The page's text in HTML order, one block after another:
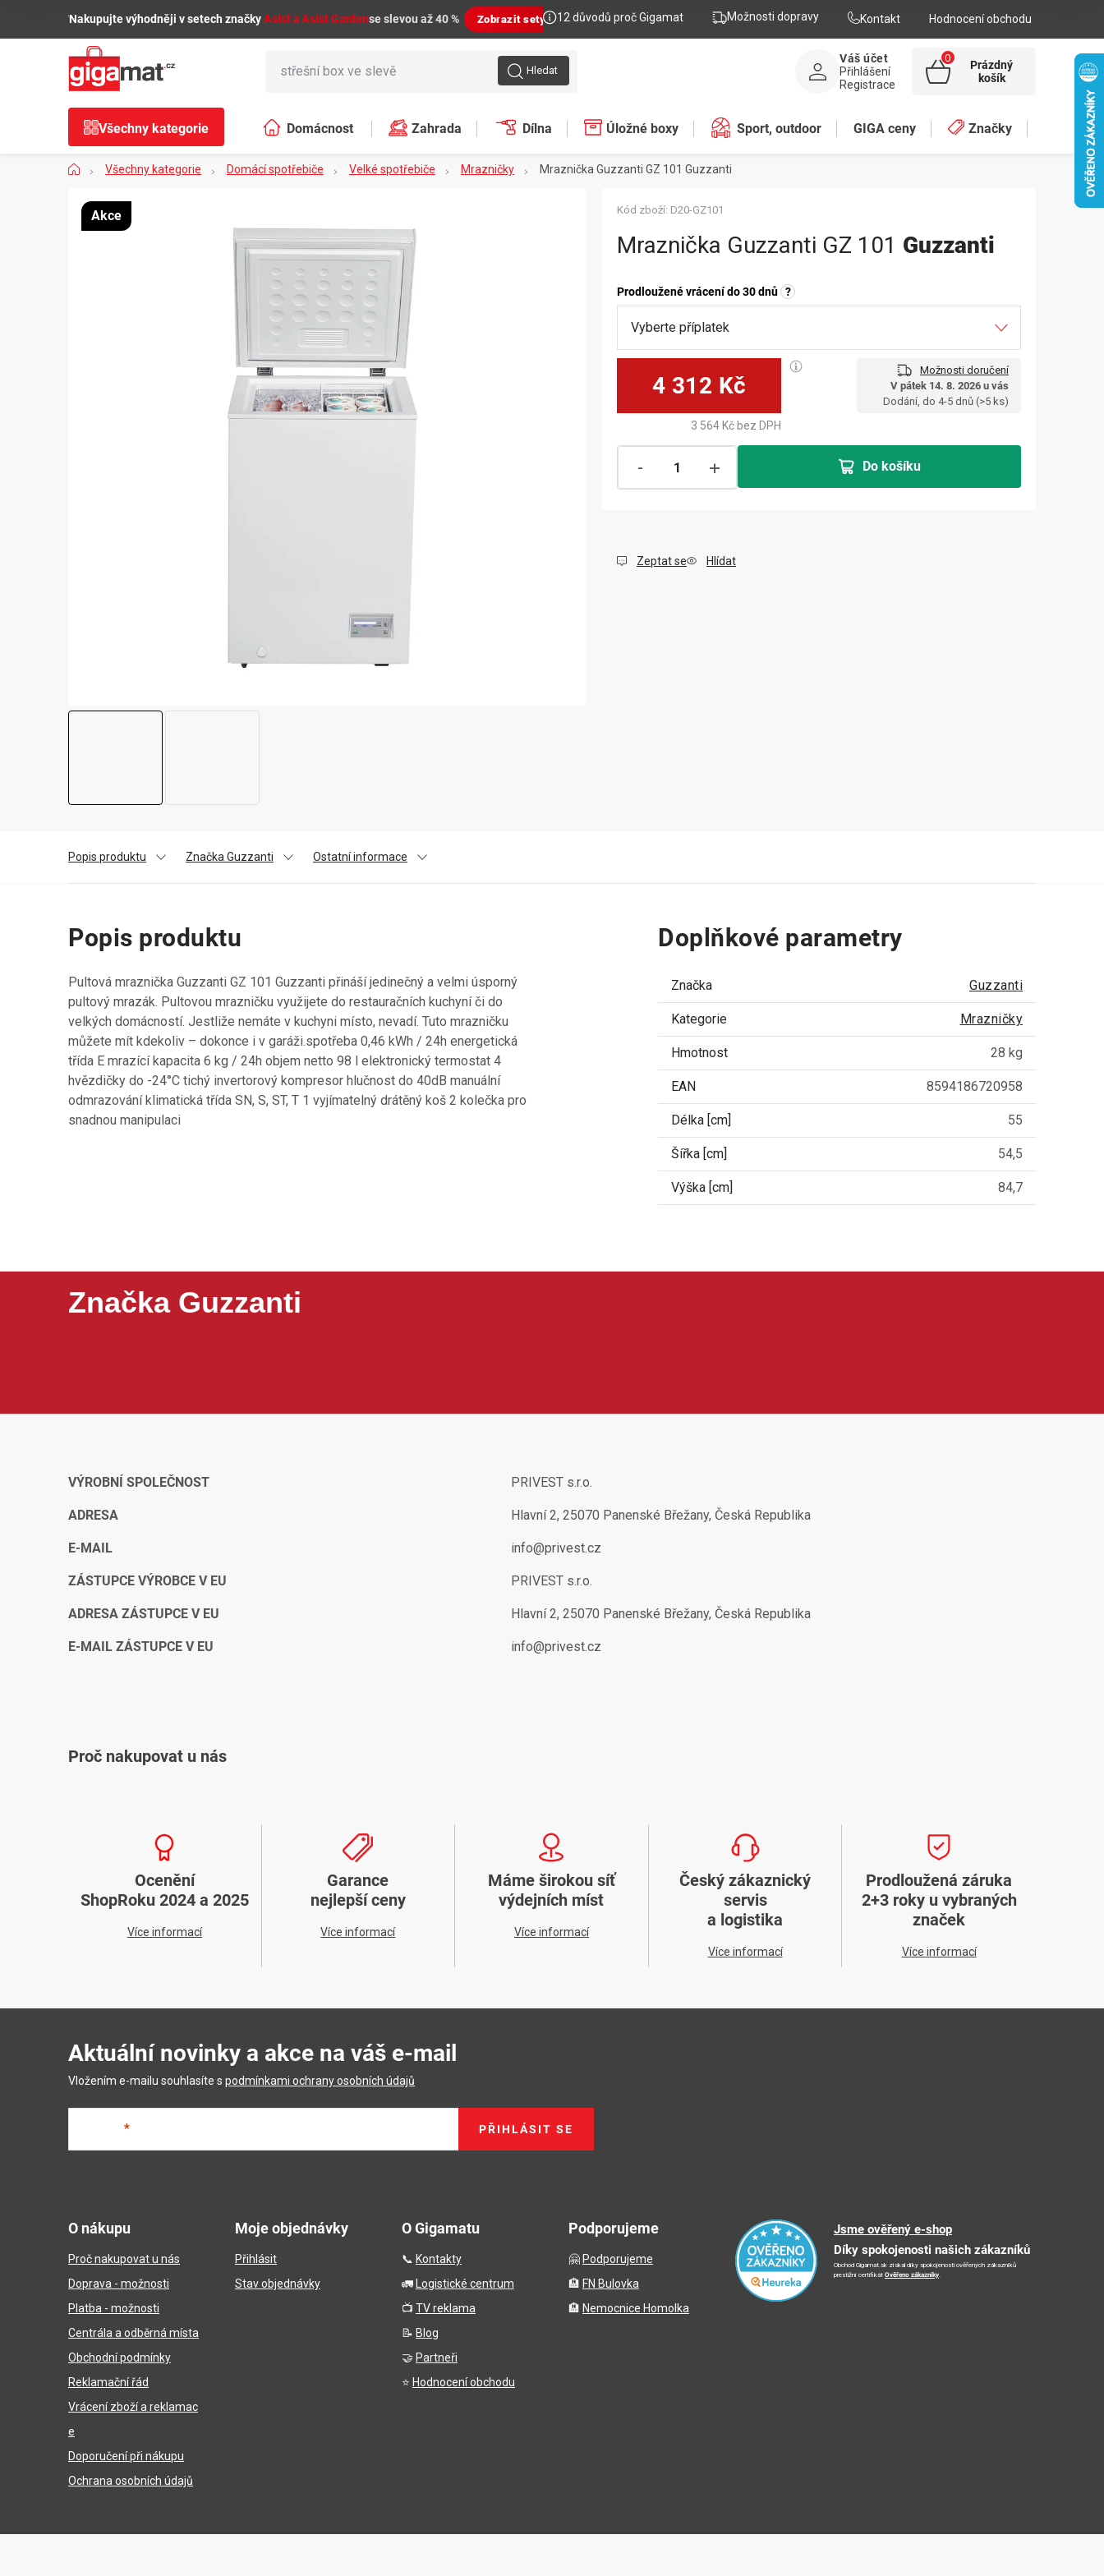
🌿Nakupujte výhodněji v setech značkyAsist a Asist Gardense slevou až 40 % Zobrazit sety 12 důvodů proč Gigamat Možnosti dopravy Kontakt Hodnocení obchodu
Hledat
Váš účet
Přihlášení
Registrace
NÁKUPNÍ
Prázdný
košík
Všechny kategorie Domácnost Zahrada Dílna Úložné boxy Sport, outdoor GIGA ceny Značky
DomůVšechny kategorie Domácí spotřebiče Velké spotřebiče Mrazničky Mraznička Guzzanti GZ 101 Guzzanti
Mraznička Guzzanti GZ 101 Guzzanti
Prodloužené vrácení do 30 dnů ?
4 312 Kč
Možnosti doručení
V pátek 14. 8. 2026 u vás
Dodání, do 4-5 dnů (>5 ks)
3 564 Kč bez DPH
Do košíku
Kód zboží: D20-GZ101
Zeptat se Hlídat
Akce
Popis produktu Značka Guzzanti Ostatní informace
Popis produktu
Pultová mraznička Guzzanti GZ 101 Guzzanti přináší jedinečný a velmi úsporný
pultový mrazák. Pultovou mrazničku využijete do restauračních kuchyní či do
velkých domácností. Jestliže nemáte v kuchyni místo, nevadí. Tuto mrazničku
můžete mít kdekoliv – dokonce i v garáži.spotřeba 0,46 kWh / 24h energetická
třída E mrazící kapacita 6 kg / 24h objem netto 98 l elektronický termostat 4
hvězdičky do -24°C tichý invertorový kompresor hlučnost do 40dB manuální
odmrazování klimatická třída SN, S, ST, T 1 vyjímatelný drátěný koš 2 kolečka pro
snadnou manipulaci
Doplňkové parametry
Značka Guzzanti
Kategorie Mrazničky
Hmotnost 28 kg
EAN 8594186720958
Délka [cm] 55
Šířka [cm] 54,5
Výška [cm] 84,7
Značka Guzzanti
VÝROBNÍ SPOLEČNOST PRIVEST s.r.o.
ADRESA Hlavní 2, 25070 Panenské Břežany, Česká Republika
E-MAIL info@privest.cz
ZÁSTUPCE VÝROBCE V EU PRIVEST s.r.o.
ADRESA ZÁSTUPCE V EU Hlavní 2, 25070 Panenské Břežany, Česká Republika
E-MAIL ZÁSTUPCE V EU info@privest.cz
Proč nakupovat u nás
Ocenění
ShopRoku 2024 a 2025
Více informací
Garance
nejlepší ceny
Více informací
Máme širokou síť
výdejních míst
Více informací
Český zákaznický
servis
a logistika
Více informací
Prodloužená záruka
2+3 roky u vybraných
značek
Více informací
Aktuální novinky a akce na váš e-mail
Vložením e-mailu souhlasíte s podmínkami ochrany osobních údajů
PŘIHLÁSIT SE
O nákupu
Proč nakupovat u nás
Doprava - možnosti
Platba - možnosti
Centrála a odběrná místa
Obchodní podmínky
Reklamační řád
Vrácení zboží a reklamac
e
Doporučení při nákupu
Ochrana osobních údajů
Moje objednávky
Přihlásit
Stav objednávky
O Gigamatu
📞 Kontakty
🚛
Logistické centrum
📺 TV reklama
📝 Blog
🤝 Partneři
⭐ Hodnocení obchodu
Podporujeme
🤗 Podporujeme
🏨 FN Bulovka
🏨 Nemocnice Homolka
Jsme ověřený e-shop
Díky spokojenosti našich zákazníků
Obchod Gigamat.sk získal díky spokojenosti ověřených zákazníků
prestižní certifikát Ověřeno zákazníky.